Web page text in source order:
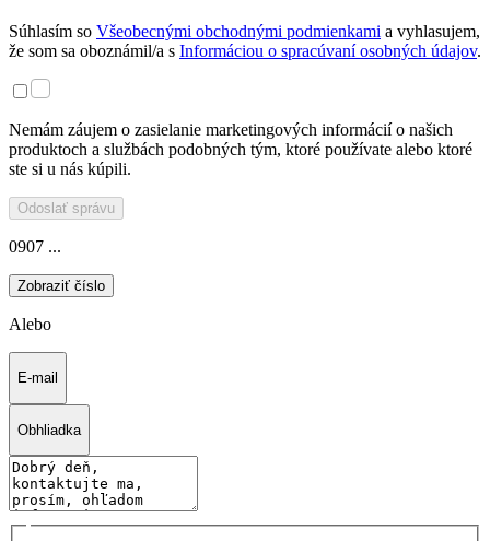
Súhlasím so Všeobecnými obchodnými podmienkami a vyhlasujem,
že som sa oboznámil/a s Informáciou o spracúvaní osobných údajov.
Nemám záujem o zasielanie marketingových informácií o našich
produktoch a službách podobných tým, ktoré používate alebo ktoré
ste si u nás kúpili.
Odoslať správu
0907 ...
Zobraziť číslo
Alebo
E-mail
Obhliadka